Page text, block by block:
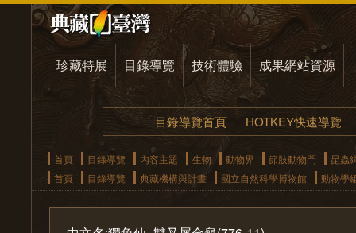
珍藏特展 目錄導覽 技術體驗 成果網站資源
目錄導覽首頁 HOTKEY快速導覽
首頁 目錄導覽 內容主題 生物 動物界 節肢動物門
昆蟲
首頁
目錄導覽 典藏機構與計畫 國立自然科學博物館 動物學